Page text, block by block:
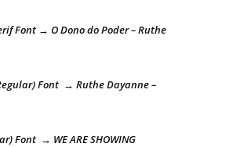
Font → O Dono do Poder – Ruthe
Font → Ruthe Dayanne –
Font → WE ARE SHOWING